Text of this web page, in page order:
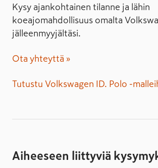
Kysy ajankohtainen tilanne ja lähin
koeajomahdollisuus omalta
jälleenmyyjältäsi.
Ota yhteyttä »
Tutustu Volkswagen ID. Polo -
Aiheeseen liittyviä